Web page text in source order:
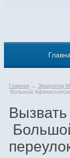
Главная → Эвакуатор
Большой
Вызвать